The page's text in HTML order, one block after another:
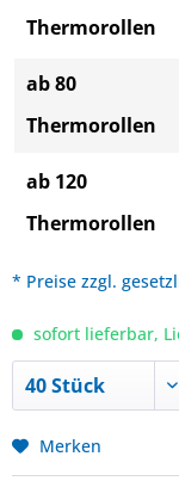
Thermorollen
ab 80
Thermorollen
ab 120
Thermorollen
* Preise zzgl.
sofort lieferbar,
Merken